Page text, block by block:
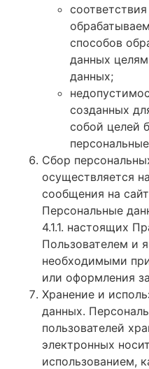
способов
данных
данных;
созданных
собой целей
Сбор
осуществляется
сообщения на
Персональные
4.1.1. настоящих
Пользователем и
необходимыми
или оформления
Хранение и
данных.
пользователей
электронных
использованием,